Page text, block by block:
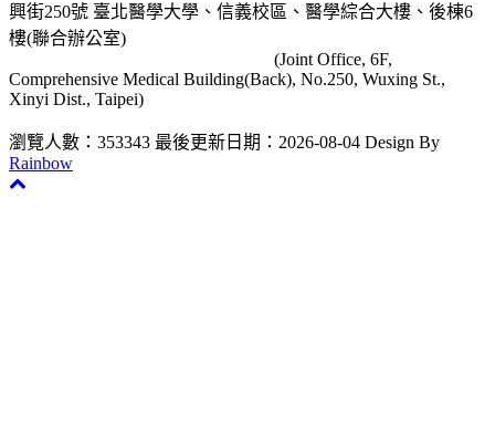
興街250號 臺北醫學大學、信義校區、醫學綜合大樓、後棟6
樓(聯合辦公室)
(Joint Office, 6F,
Comprehensive Medical Building(Back), No.250, Wuxing St.,
Xinyi Dist., Taipei)
瀏覽人數：353343 最後更新日期：2026-08-04 Design By
Rainbow